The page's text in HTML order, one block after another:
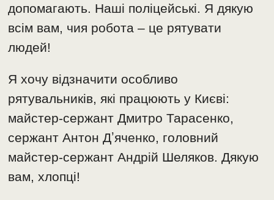
допомагають. Наші поліцейські. Я дякую
всім вам, чия робота – це рятувати
людей!
Я хочу відзначити особливо
рятувальників, які працюють у Києві:
майстер-сержант Дмитро Тарасенко,
сержант Антон Дʼяченко, головний
майстер-сержант Андрій Шеляков. Дякую
вам, хлопці!